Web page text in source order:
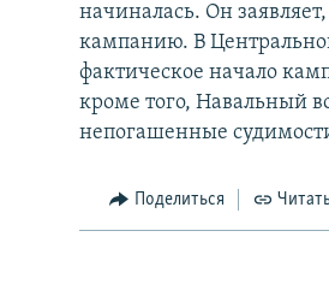
начиналась. Он заявляет,
кампанию. В
фактическое начало
кроме того, Навальный
непогашенные
Поделиться